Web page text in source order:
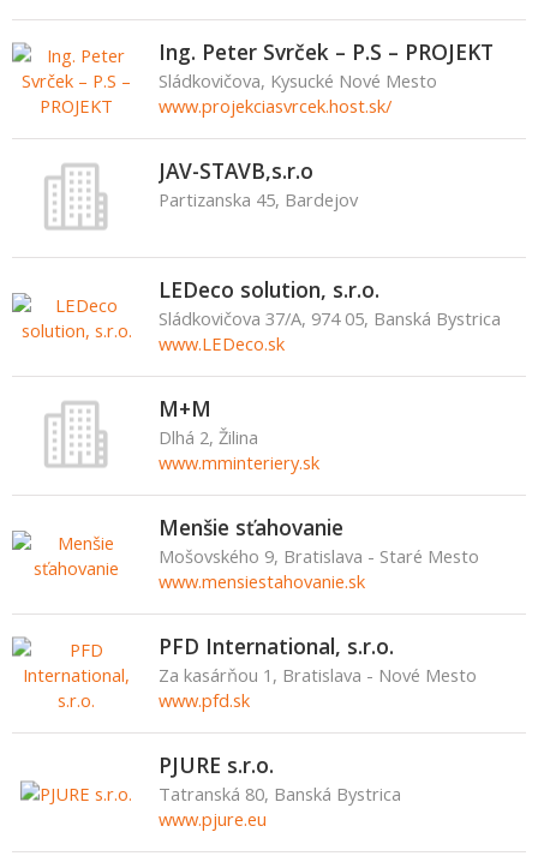
Ing. Peter Svrček – P.S – PROJEKT
Sládkovičova, Kysucké Nové Mesto
www.projekciasvrcek.host.sk/
JAV-STAVB,s.r.o
Partizanska 45, Bardejov
LEDeco solution, s.r.o.
Sládkovičova 37/A, 974 05, Banská Bystrica
www.LEDeco.sk
M+M
Dlhá 2, Žilina
www.mminteriery.sk
Menšie sťahovanie
Mošovského 9, Bratislava - Staré Mesto
www.mensiestahovanie.sk
PFD International, s.r.o.
Za kasárňou 1, Bratislava - Nové Mesto
www.pfd.sk
PJURE s.r.o.
Tatranská 80, Banská Bystrica
www.pjure.eu